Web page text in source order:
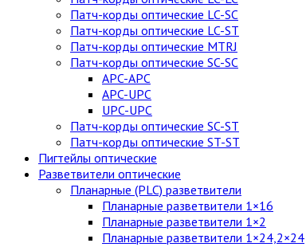
Патч-корды оптические LC-SC
Патч-корды оптические LC-ST
Патч-корды оптические MTRJ
Патч-корды оптические SC-SC
APC-APC
APC-UPC
UPC-UPC
Патч-корды оптические SC-ST
Патч-корды оптические ST-ST
Пигтейлы оптические
Разветвители оптические
Планарные (PLC) разветвители
Планарные разветвители 1×16
Планарные разветвители 1×2
Планарные разветвители 1×24,2×24